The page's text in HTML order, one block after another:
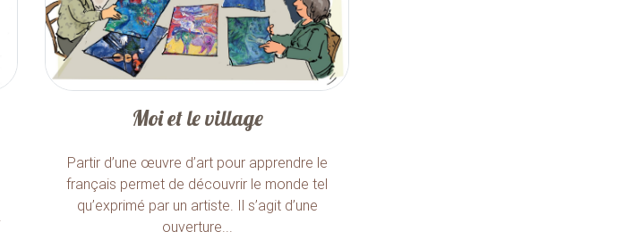
Moi et le village
Partir d’une œuvre d’art pour apprendre le
français permet de découvrir le monde tel
qu’exprimé par un artiste. Il s’agit d’une
ouverture...